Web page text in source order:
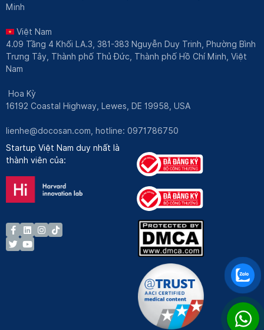
Minh
Việt Nam
4.09 Tầng 4 Khối LA.3, 381-383 Nguyễn Duy Trinh, Phường Bình
Trưng Tây, Thành phố Thủ Đức, Thành phố Hồ Chí Minh, Việt
Nam
Hoa Kỳ
16192 Coastal Highway, Lewes, DE 19958, USA
lienhe@docosan.com , hotline: 0971786750
Startup Việt Nam duy nhất là
thành viên của: